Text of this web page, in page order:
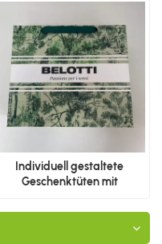
Individuell gestaltete
Geschenktüten mit